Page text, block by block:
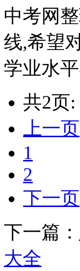
中考网
线,希望
学业水
共2页:
上一页
1
2
下一页
下一篇：
大全